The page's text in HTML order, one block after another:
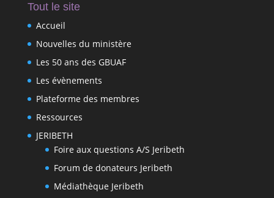
Tout le site
Accueil
Nouvelles du ministère
Les 50 ans des GBUAF
Les évènements
Plateforme des membres
Ressources
JERIBETH
Foire aux questions A/S Jeribeth
Forum de donateurs Jeribeth
Médiathèque Jeribeth